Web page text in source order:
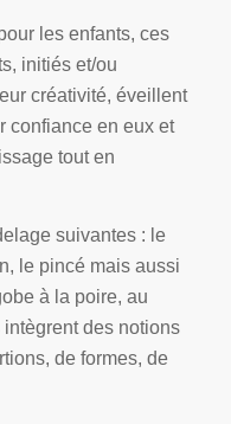
les enfants, ces
initiés et/ou
créativité, éveillent
confiance en eux et
tout en
suivantes : le
le pincé mais aussi
à la poire, au
des notions
de formes, de